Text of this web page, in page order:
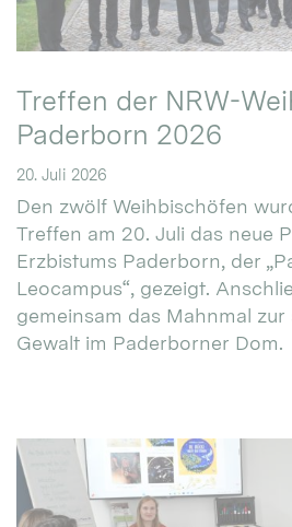
Treffen der NRW-
Paderborn 2026
20. Juli 2026
Den zwölf Weihbischöfen
Treffen am 20. Juli das neue
Erzbistums Paderborn, der
Leocampus“, gezeigt.
gemeinsam das Mahnmal zur
Gewalt im Paderborner Dom.